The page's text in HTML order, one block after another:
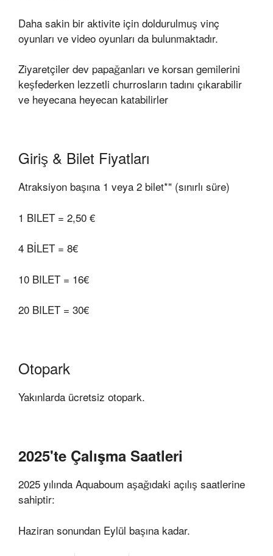
Daha sakin bir aktivite için doldurulmuş vinç
oyunları ve video oyunları da bulunmaktadır.
Ziyaretçiler dev papağanları ve korsan gemilerini
keşfederken lezzetli churrosların tadını çıkarabilir
ve heyecana heyecan katabilirler
Giriş & Bilet Fiyatları
Atraksiyon başına 1 veya 2 bilet*" (sınırlı süre)
1 BILET = 2,50 €
4 BİLET = 8€
10 BILET = 16€
20 BILET = 30€
Otopark
Yakınlarda ücretsiz otopark.
2025'te Çalışma Saatleri
2025 yılında Aquaboum aşağıdaki açılış saatlerine
sahiptir:
Haziran sonundan Eylül başına kadar.